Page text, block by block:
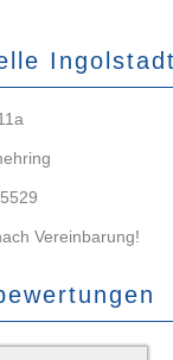
Vereinbarung!